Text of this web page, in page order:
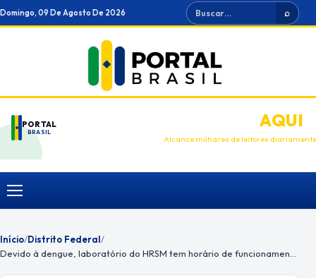
Ir
para
Domingo, 09 De Agosto De 2026 Buscar ⌕
PORTAL
BRASIL
ANUNCIEAQUI
Alcance milhares de leitores diariamente
Menu
Início/Distrito Federal/